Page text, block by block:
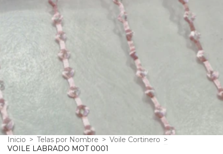
Inicio > Telas por Nombre > Voile Cortinero >
VOILE LABRADO MOT 0001